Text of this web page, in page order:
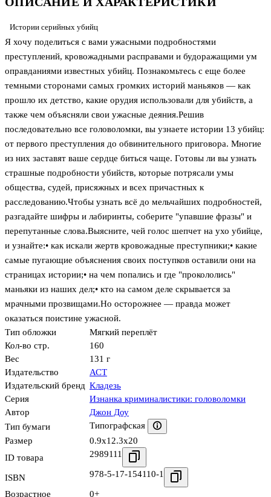
Истории серийных убийц
Я хочу поделиться с вами ужасными подробностями
преступлений, кровожадными расправами и будоражащими ум
оправданиями известных убийц. Познакомьтесь с еще более
темными сторонами самых громких историй маньяков — как
прошло их детство, какие орудия использовали для убийств, а
также чем объясняли свои ужасные деяния.Решив
последовательно все головоломки, вы узнаете истории 13 убийц:
от первого преступления до обвинительного приговора. Многие
из них заставят ваше сердце биться чаще. Готовы ли вы узнать
страшные подробности убийств, которые потрясали умы
общества, судей, присяжных и всех причастных к
расследованию.Чтобы узнать всё до мельчайших подробностей,
разгадайте шифры и лабиринты, соберите "упавшие фразы" и
перепутанные слова.Выясните, чей голос шепчет на ухо убийце,
и узнайте:• как искали жертв кровожадные преступники;• какие
самые пугающие объяснения своих поступков оставили они на
страницах истории;• на чем попались и где "прокололись"
маньяки из наших дел;• кто на самом деле скрывается за
мрачными прозвищами.Но осторожнее — правда может
оказаться поистине ужасной.
Тип обложки
Мягкий переплёт
Кол-во стр.
160
Вес
131 г
Издательство
АСТ
Издательский бренд Кладезь
Серия
Изнанка криминалистики: головоломки
Автор
Джон Доу
Тип бумаги
Типографская
Размер
0.9x12.3x20
ID товара
2989111
ISBN 978-5-17-154110-1
Возрастное 0+